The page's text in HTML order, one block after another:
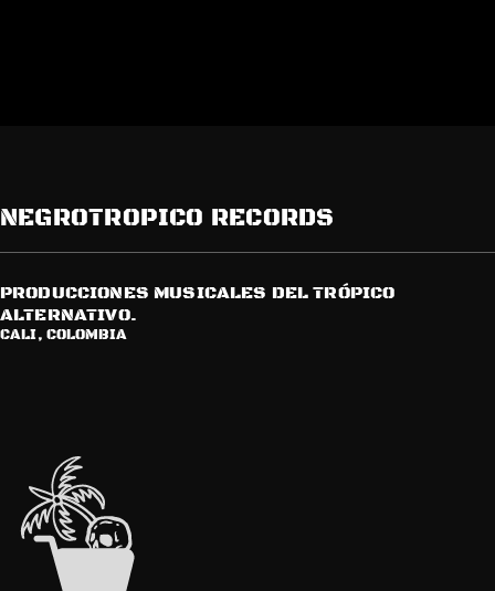
NEGROTROPICO RECORDS
PRODUCCIONES MUSICALES DEL TRÓPICO
ALTERNATIVO.
CALI, COLOMBIA